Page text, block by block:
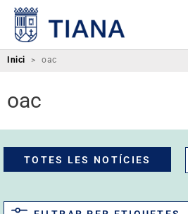
Inici > oac
oac
TOTES LES NOTÍCIES